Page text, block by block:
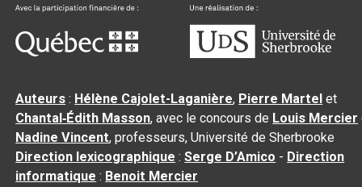
Auteurs : Hélène Cajolet-Laganière, Pierre Martel et
Chantal‑Édith Masson, avec le concours de Louis Mercier
Nadine Vincent, professeurs, Université de Sherbrooke
Direction lexicographique :Serge D’Amico - Direction
informatique : Benoit Mercier